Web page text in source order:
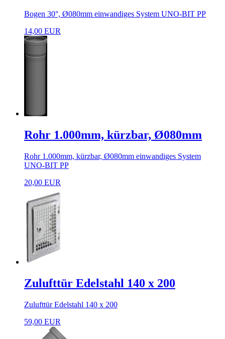
Bogen 30°, Ø080mm einwandiges System UNO-BIT PP
14,00 EUR
Rohr 1.000mm, kürzbar, Ø080mm
Rohr 1.000mm, kürzbar, Ø080mm einwandiges System
UNO-BIT PP
20,00 EUR
Zulufttür Edelstahl 140 x 200
Zulufttür Edelstahl 140 x 200
59,00 EUR